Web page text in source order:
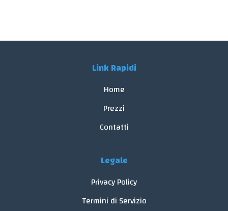
Link Rapidi
Home
Prezzi
Contatti
Legale
Privacy Policy
Termini di Servizio